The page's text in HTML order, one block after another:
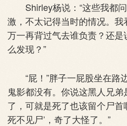
Shirley杨说：“这些我都问
激，不太记得当时的情况。我
万一再背过气去谁负责？还
么发现？”
“屁！”胖子一屁股坐在路
鬼影都没有。你说这黑人兄
了，可就是死了也该留个尸首
死不见尸’，奇了大怪了。”